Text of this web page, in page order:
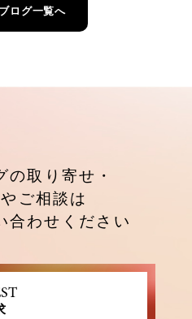
ログ一覧へ
の取り寄せ・
ご相談は
合わせください